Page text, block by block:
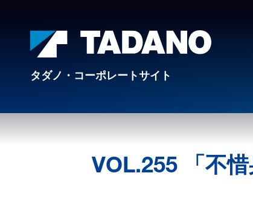
タダノ・コーポレートサイト
VOL.255 「不惜